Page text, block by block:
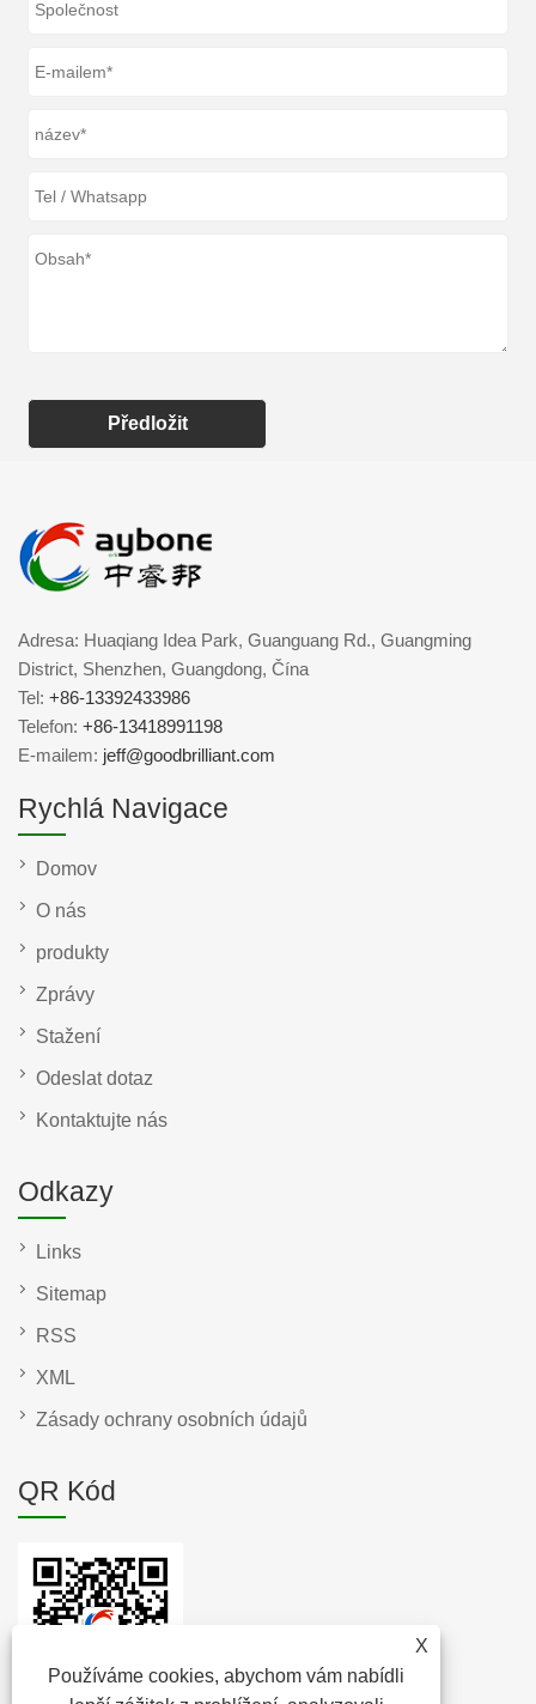
Předložit
X
Používáme cookies, abychom vám nabídli
Adresa: Huaqiang Idea Park, Guanguang Rd., Guangming
District, Shenzhen, Guangdong, Čína
Tel: +86-13392433986
Telefon: +86-13418991198
E-mailem: jeff@goodbrilliant.com
Rychlá Navigace
Domov
O nás
produkty
Zprávy
Stažení
Odeslat dotaz
Kontaktujte nás
Odkazy
Links
Sitemap
RSS
XML
Zásady ochrany osobních údajů
QR Kód